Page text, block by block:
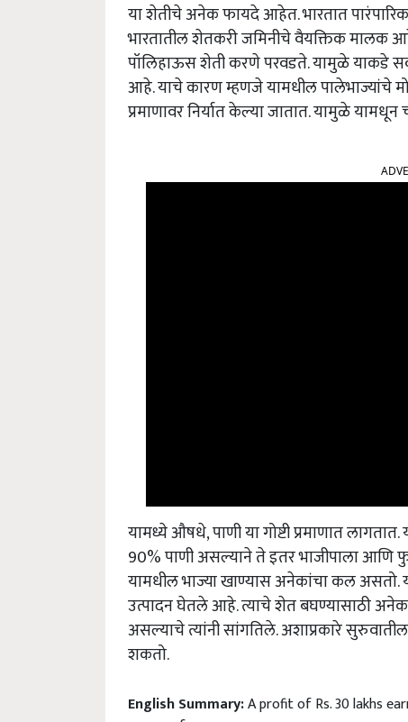
या शेतीचे अनेक फायदे आहेत. भारतात
भारतातील शेतकरी जमिनीचे वैयक्तिक मालक
पॉलिहाऊस शेती करणे परवडते. यामुळे याकडे
आहे. याचे कारण म्हणजे यामधील पालेभाज्यांचे
प्रमाणावर निर्यात केल्या जातात. यामुळे
यामध्ये औषधे, पाणी या गोष्टी प्रमाणात
90% पाणी असल्याने ते इतर भाजीपाला आणि
यामधील भाज्या खाण्यास अनेकांचा कल
उत्पादन घेतले आहे. त्याचे शेत बघण्यासाठी
असल्याचे त्यांनी सांगतिले. अशाप्रकारे
शकतो.
English Summary: A profit of Rs. 30 lakhs